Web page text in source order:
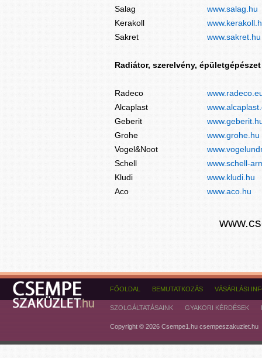
Salag
www.salag.hu
Kerakoll
Sakret
www.sakret.hu
Radiátor, szerelvény, épületgépészet
Radeco
Alcaplast
Geberit
Grohe
www.grohe.hu
Vogel&Noot
Schell
www.schell-
Kludi
www.kludi.hu
Aco
www.aco.hu
FŐOLDAL BEMUTATKOZÁS VÁSÁRLÁSI
SZOLGÁLTATÁSAINK GYAKORI KÉRDÉSEK
Copyright © 2026 Csempe1.hu csempeszakuzlet.hu